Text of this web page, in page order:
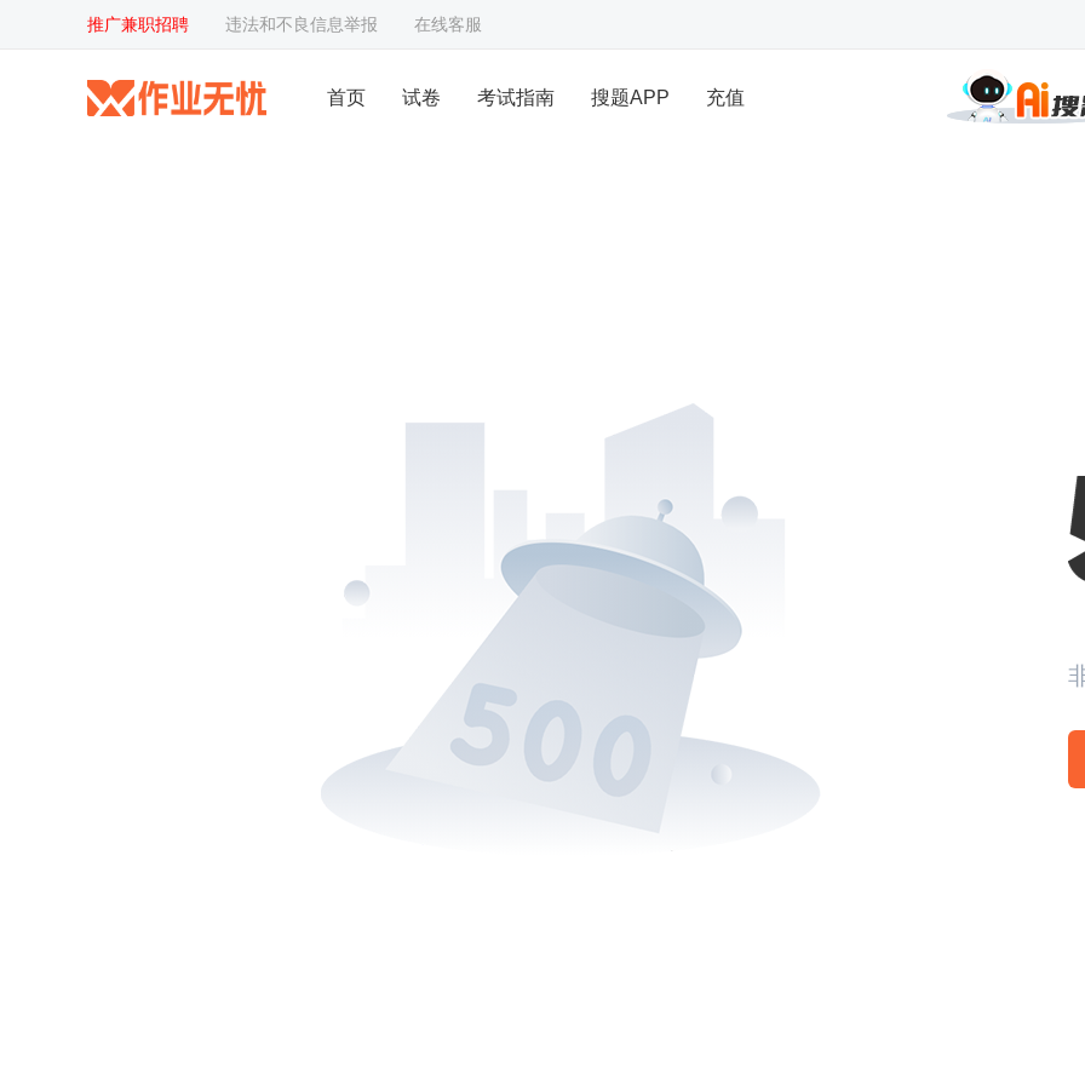
推广兼职招聘 违法和不良信息举报 在线客服
首页 试卷 考试指南 搜题APP 充值